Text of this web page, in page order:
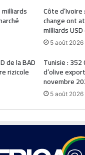
Côte
change ont
milliards
5 août 2026
de la BAD
rizicole
Tunisie : 352
d’olive
novembre
5 août 2026